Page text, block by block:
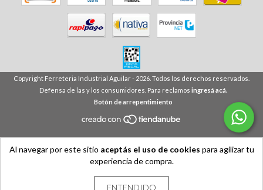
Al navegar por este sitio aceptás el uso de cookies para agilizar tu
experiencia de compra.
ENTENDIDO
Copyright Ferreteria Industrial Aguilar - 2026. Todos los derechos reservados.
Defensa de las y los consumidores. Para reclamos ingresá acá.
Botón de arrepentimiento